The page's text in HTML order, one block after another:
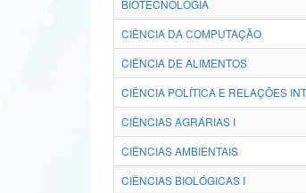
BIOTECNOLOGIA
CIÊNCIA DA COMPUTAÇÃO
CIÊNCIA DE ALIMENTOS
CIÊNCIA POLÍTICA E RELAÇÕES
CIÊNCIAS AGRÁRIAS I
CIÊNCIAS AMBIENTAIS
CIÊNCIAS BIOLÓGICAS I